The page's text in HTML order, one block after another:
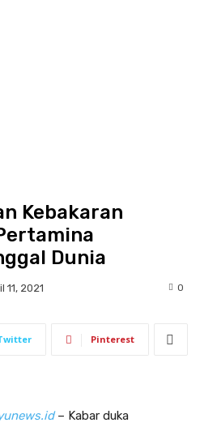
Kebakaran
Dunia
11, 2021 0
Pinterest
– Kabar duka